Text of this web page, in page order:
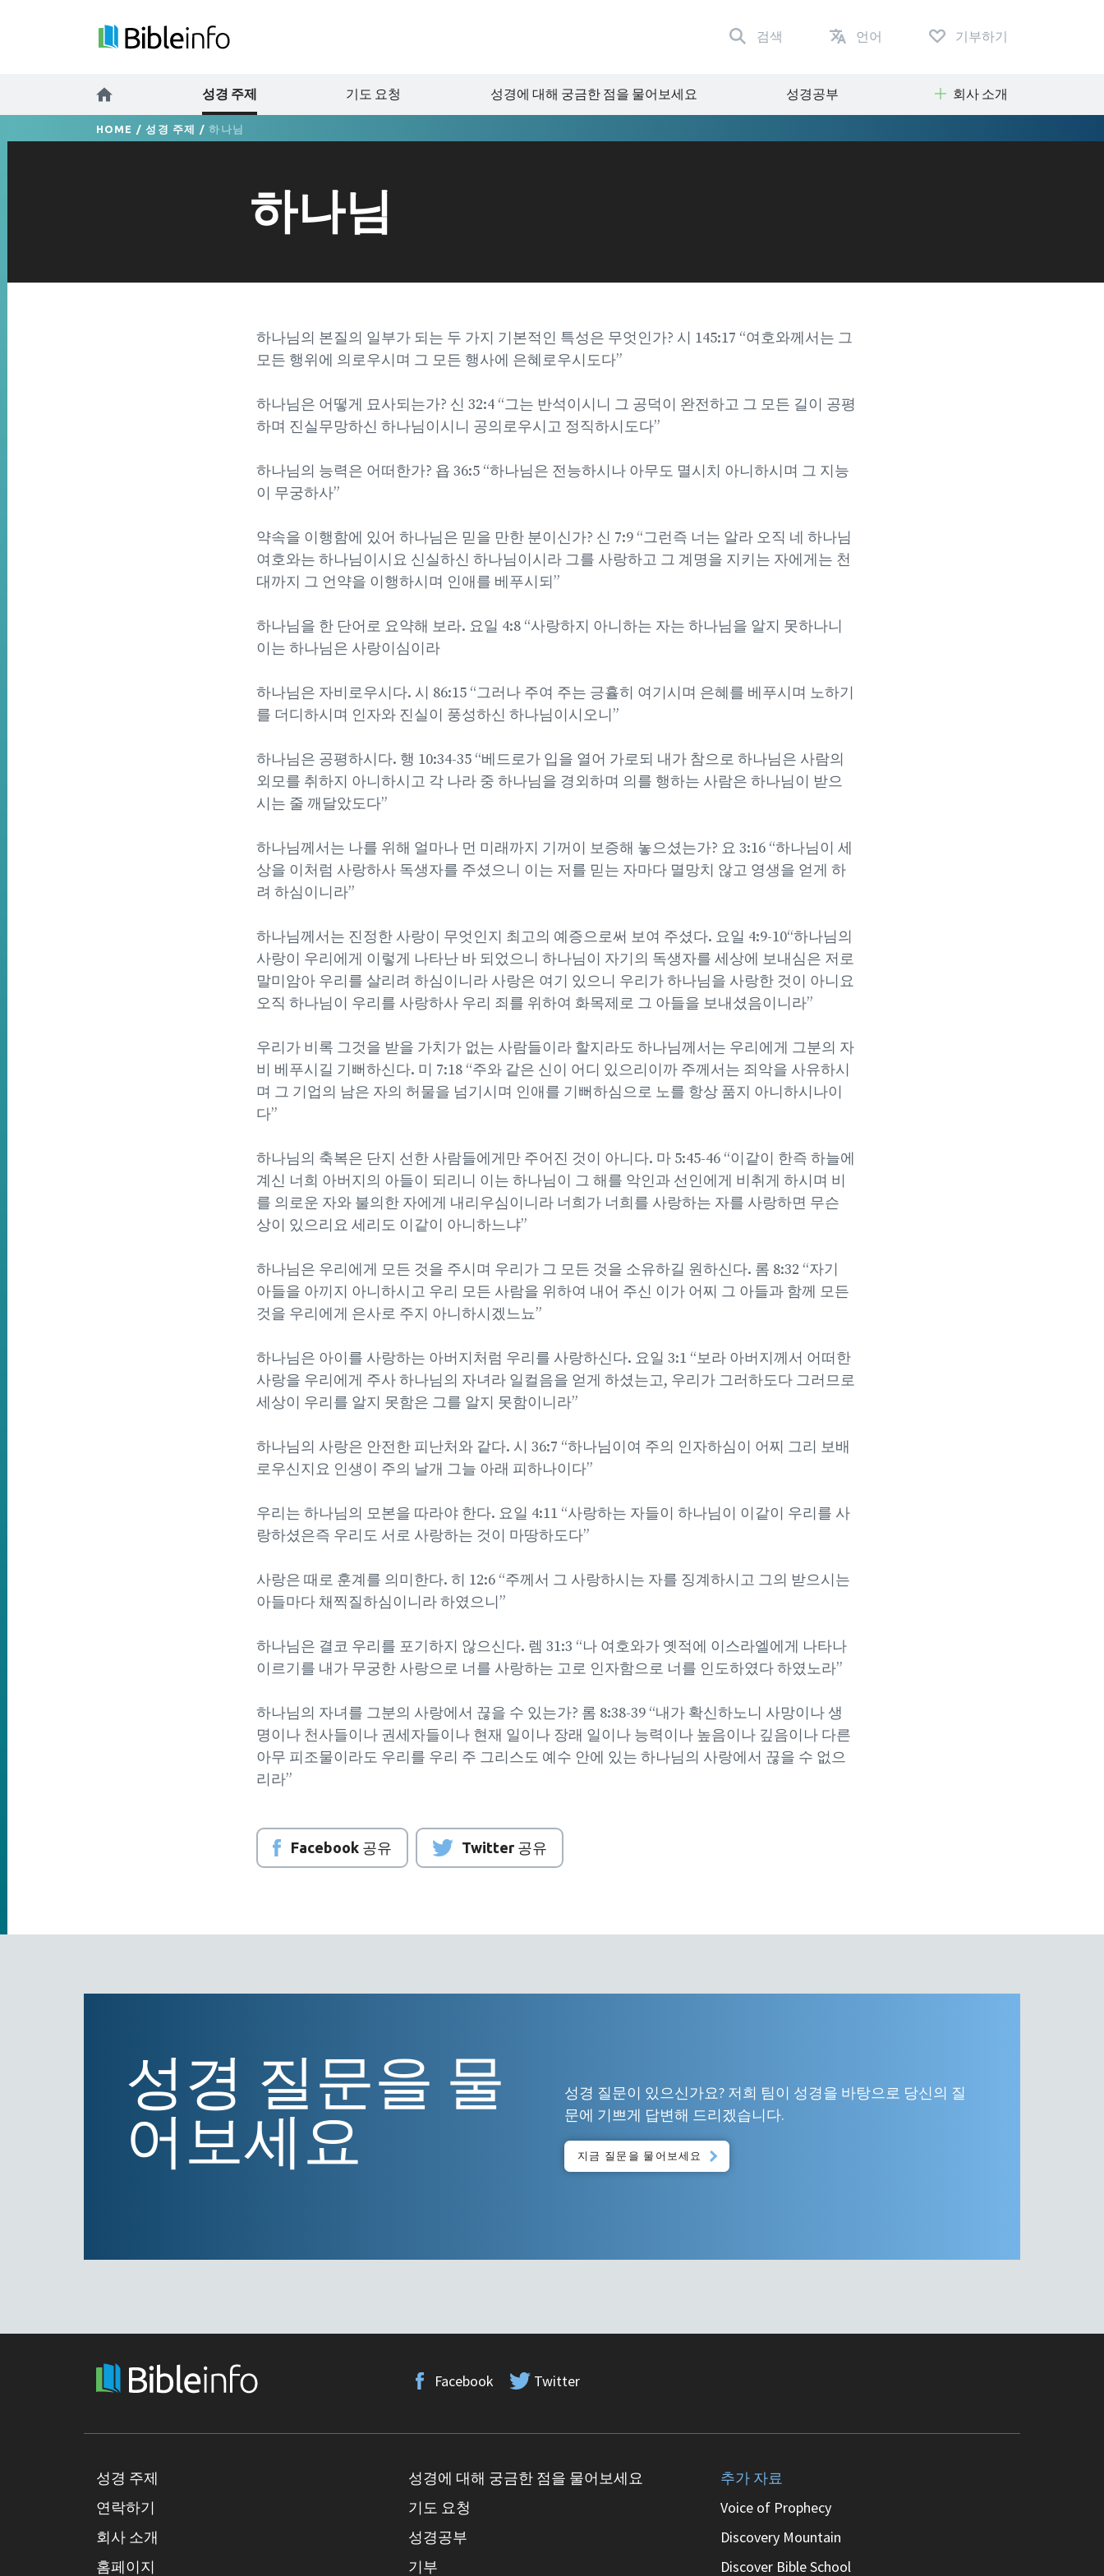
검색 언어 기부하기
성경 주제 기도 요청 성경에 대해 궁금한 점을 물어보세요 성경공부 회사 소개
HOME /성경 주제 /하나님
하나님
하나님의 본질의 일부가 되는 두 가지 기본적인 특성은 무엇인가? 시 145:17 “여호와께서는 그
모든 행위에 의로우시며 그 모든 행사에 은혜로우시도다”
하나님은 어떻게 묘사되는가? 신 32:4 “그는 반석이시니 그 공덕이 완전하고 그 모든 길이 공평
하며 진실무망하신 하나님이시니 공의로우시고 정직하시도다”
하나님의 능력은 어떠한가? 욥 36:5 “하나님은 전능하시나 아무도 멸시치 아니하시며 그 지능
이 무궁하사”
약속을 이행함에 있어 하나님은 믿을 만한 분이신가? 신 7:9 “그런즉 너는 알라 오직 네 하나님
여호와는 하나님이시요 신실하신 하나님이시라 그를 사랑하고 그 계명을 지키는 자에게는 천
대까지 그 언약을 이행하시며 인애를 베푸시되”
하나님을 한 단어로 요약해 보라. 요일 4:8 “사랑하지 아니하는 자는 하나님을 알지 못하나니
이는 하나님은 사랑이심이라
하나님은 자비로우시다. 시 86:15 “그러나 주여 주는 긍휼히 여기시며 은혜를 베푸시며 노하기
를 더디하시며 인자와 진실이 풍성하신 하나님이시오니”
하나님은 공평하시다. 행 10:34-35 “베드로가 입을 열어 가로되 내가 참으로 하나님은 사람의
외모를 취하지 아니하시고 각 나라 중 하나님을 경외하며 의를 행하는 사람은 하나님이 받으
시는 줄 깨달았도다”
하나님께서는 나를 위해 얼마나 먼 미래까지 기꺼이 보증해 놓으셨는가? 요 3:16 “하나님이 세
상을 이처럼 사랑하사 독생자를 주셨으니 이는 저를 믿는 자마다 멸망치 않고 영생을 얻게 하
려 하심이니라”
하나님께서는 진정한 사랑이 무엇인지 최고의 예증으로써 보여 주셨다. 요일 4:9-10“하나님의
사랑이 우리에게 이렇게 나타난 바 되었으니 하나님이 자기의 독생자를 세상에 보내심은 저로
말미암아 우리를 살리려 하심이니라 사랑은 여기 있으니 우리가 하나님을 사랑한 것이 아니요
오직 하나님이 우리를 사랑하사 우리 죄를 위하여 화목제로 그 아들을 보내셨음이니라”
우리가 비록 그것을 받을 가치가 없는 사람들이라 할지라도 하나님께서는 우리에게 그분의 자
비 베푸시길 기뻐하신다. 미 7:18 “주와 같은 신이 어디 있으리이까 주께서는 죄악을 사유하시
며 그 기업의 남은 자의 허물을 넘기시며 인애를 기뻐하심으로 노를 항상 품지 아니하시나이
다”
하나님의 축복은 단지 선한 사람들에게만 주어진 것이 아니다. 마 5:45-46 “이같이 한즉 하늘에
계신 너희 아버지의 아들이 되리니 이는 하나님이 그 해를 악인과 선인에게 비취게 하시며 비
를 의로운 자와 불의한 자에게 내리우심이니라 너희가 너희를 사랑하는 자를 사랑하면 무슨
상이 있으리요 세리도 이같이 아니하느냐”
하나님은 우리에게 모든 것을 주시며 우리가 그 모든 것을 소유하길 원하신다. 롬 8:32 “자기
아들을 아끼지 아니하시고 우리 모든 사람을 위하여 내어 주신 이가 어찌 그 아들과 함께 모든
것을 우리에게 은사로 주지 아니하시겠느뇨”
하나님은 아이를 사랑하는 아버지처럼 우리를 사랑하신다. 요일 3:1 “보라 아버지께서 어떠한
사랑을 우리에게 주사 하나님의 자녀라 일컬음을 얻게 하셨는고, 우리가 그러하도다 그러므로
세상이 우리를 알지 못함은 그를 알지 못함이니라”
하나님의 사랑은 안전한 피난처와 같다. 시 36:7 “하나님이여 주의 인자하심이 어찌 그리 보배
로우신지요 인생이 주의 날개 그늘 아래 피하나이다”
우리는 하나님의 모본을 따라야 한다. 요일 4:11 “사랑하는 자들이 하나님이 이같이 우리를 사
랑하셨은즉 우리도 서로 사랑하는 것이 마땅하도다”
사랑은 때로 훈계를 의미한다. 히 12:6 “주께서 그 사랑하시는 자를 징계하시고 그의 받으시는
아들마다 채찍질하심이니라 하였으니”
하나님은 결코 우리를 포기하지 않으신다. 렘 31:3 “나 여호와가 옛적에 이스라엘에게 나타나
이르기를 내가 무궁한 사랑으로 너를 사랑하는 고로 인자함으로 너를 인도하였다 하였노라”
하나님의 자녀를 그분의 사랑에서 끊을 수 있는가? 롬 8:38-39 “내가 확신하노니 사망이나 생
명이나 천사들이나 권세자들이나 현재 일이나 장래 일이나 능력이나 높음이나 깊음이나 다른
아무 피조물이라도 우리를 우리 주 그리스도 예수 안에 있는 하나님의 사랑에서 끊을 수 없으
리라”
Facebook 공유 Twitter 공유
성경 질문을 물
어보세요
성경 질문이 있으신가요? 저희 팀이 성경을 바탕으로 당신의 질
문에 기쁘게 답변해 드리겠습니다.
지금 질문을 물어보세요
Facebook Twitter
성경 주제
연락하기
회사 소개
홈페이지
성경에 대해 궁금한 점을 물어보세요
기도 요청
성경공부
기부
추가 자료
Voice of Prophecy
Discovery Mountain
Discover Bible School